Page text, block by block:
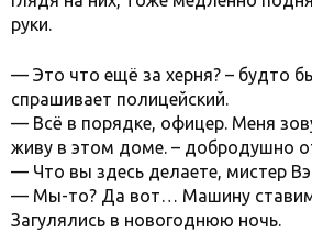
руки.
— Это что ещё за херня? – будто
спрашивает полицейский.
— Всё в порядке, офицер. Меня
живу в этом доме. – добродушно
— Что вы здесь делаете, мистер
— Мы-то? Да вот… Машину
Загулялись в новогоднюю ночь.